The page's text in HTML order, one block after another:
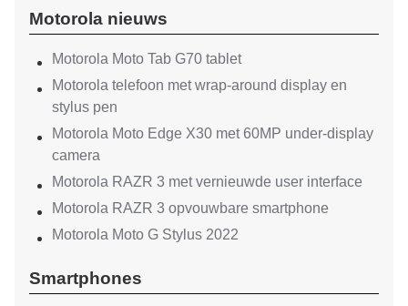
Motorola nieuws
Motorola Moto Tab G70 tablet
Motorola telefoon met wrap-around display en
stylus pen
Motorola Moto Edge X30 met 60MP under-display
camera
Motorola RAZR 3 met vernieuwde user interface
Motorola RAZR 3 opvouwbare smartphone
Motorola Moto G Stylus 2022
Smartphones